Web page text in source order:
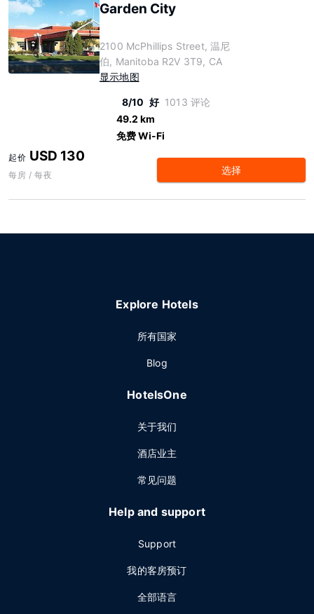
Garden City
2100 McPhillips Street, 温尼
伯, Manitoba R2V 3T9, CA
显示地图
8/10 好 1013 评论
49.2 km
免费 Wi-Fi
起价 USD 130
每房 / 每夜 选择
Explore Hotels
所有国家
Blog
HotelsOne
关于我们
酒店业主
常见问题
Help and support
Support
我的客房预订
全部语言